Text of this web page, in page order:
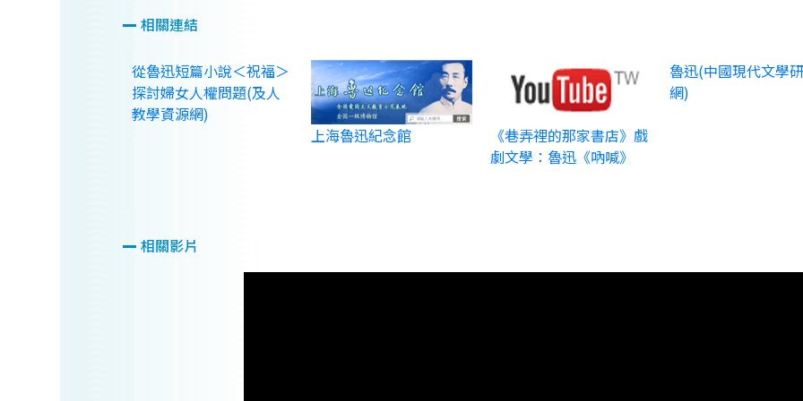
相關連結
從魯迅短篇小說＜祝福＞
探討婦女人權問題(及人
教學資源網)
上海魯迅紀念館
《巷弄裡的那家書店》戲
劇文學：魯迅《吶喊》
魯迅(中國現代文學
網)
相關影片